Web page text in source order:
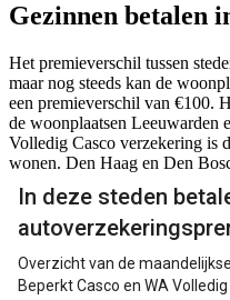
Gezinnen betalen
Het premieverschil tussen
maar nog steeds kan de
een premieverschil van €100.
de woonplaatsen Leeuwarden
Volledig Casco verzekering is
wonen. Den Haag en Den